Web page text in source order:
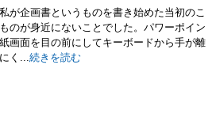
が企画書というものを書き始めた当初のこ
のが身近にないことでした。パワーポイン
画面を目の前にしてキーボードから手が離
く...続きを読む